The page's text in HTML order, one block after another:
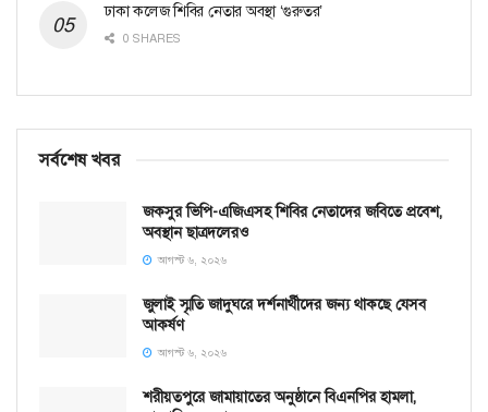
ঢাকা কলেজ শিবির নেতার অবস্থা ‘গুরুতর’
0 SHARES
সর্বশেষ খবর
জকসুর ভিপি-এজিএসহ শিবির নেতাদের জবিতে প্রবেশ,
অবস্থান ছাত্রদলেরও
আগস্ট ৬, ২০২৬
জুলাই স্মৃতি জাদুঘরে দর্শনার্থীদের জন্য থাকছে যেসব
আকর্ষণ
আগস্ট ৬, ২০২৬
শরীয়তপুরে জামায়াতের অনুষ্ঠানে বিএনপির হামলা,